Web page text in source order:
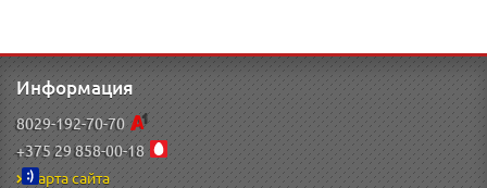
Информация
8029-192-70-70
+375 29 858-00-18
Карта сайта